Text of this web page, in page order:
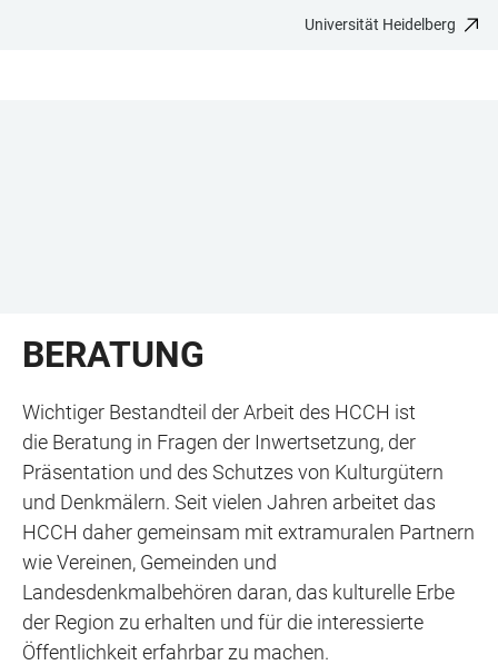
Universität Heidelberg
BERATUNG
Wichtiger Bestandteil der Arbeit des HCCH ist
die Beratung in Fragen der Inwertsetzung, der
Präsentation und des Schutzes von Kulturgütern
und Denkmälern. Seit vielen Jahren arbeitet das
HCCH daher gemeinsam mit extramuralen Partnern
wie Vereinen, Gemeinden und
Landesdenkmalbehören daran, das kulturelle Erbe
der Region zu erhalten und für die interessierte
Öffentlichkeit erfahrbar zu machen.